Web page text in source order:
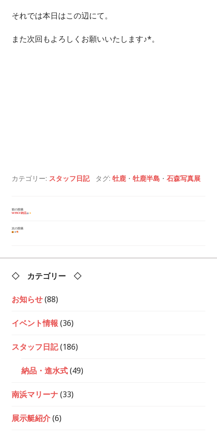
それでは本日はこの辺にて。
また次回もよろしくお願いいたします♪*。
カテゴリー: スタッフ日記 タグ: 牡鹿 ・ 牡鹿半島 ・ 石森写真展
投
ビ
前の投稿
W35CF納品
次の投稿
◇ カテゴリー ◇
お知らせ(88)
イベント情報 (36)
スタッフ日記(186)
納品・進水式(49)
南浜マリーナ(33)
展示艇紹介(6)